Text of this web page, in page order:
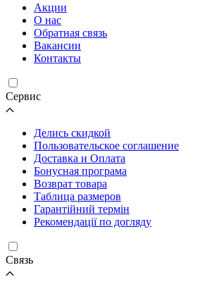
Акции
О нас
Обратная связь
Вакансии
Контакты
Cервис
Делись скидкой
Пользовательское соглашение
Доставка и Оплата
Бонусная програма
Возврат товара
Таблица размеров
Гарантійний термін
Рекомендації по догляду
Связь